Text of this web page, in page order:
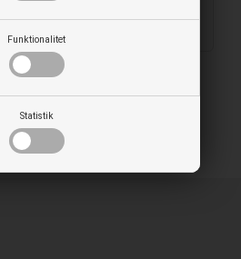
Funktionalitet
Statistik